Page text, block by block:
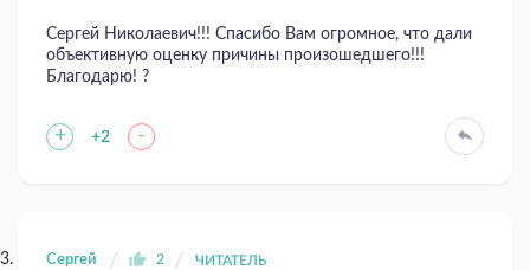
Сергей Николаевич!!! Спасибо Вам огромное, что дали
объективную оценку причины произошедшего!!!
Благодарю! ?
+ +2 -
Сергей 2 ЧИТАТЕЛЬ